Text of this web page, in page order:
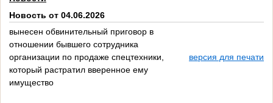
Новость от 04.06.2026
вынесен обвинительный приговор в
отношении бывшего сотрудника
организации по продаже спецтехники,
который растратил вверенное ему
имущество
версия для печати